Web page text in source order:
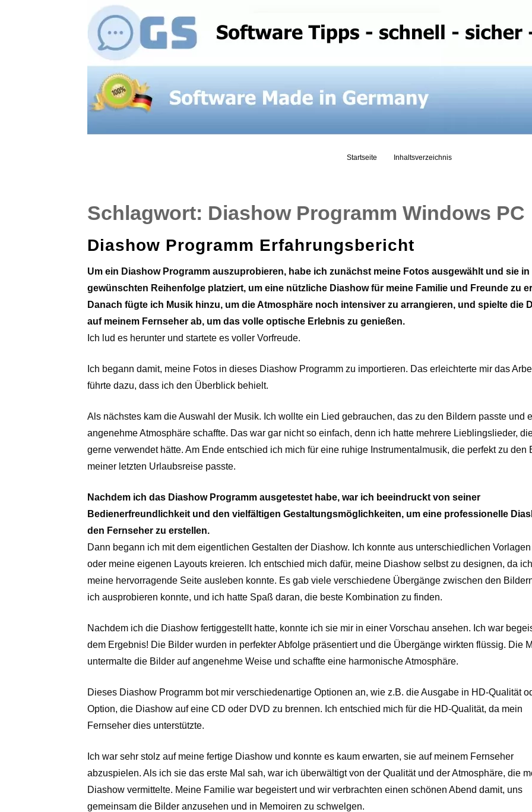
Skip
to
content
Startseite Inhaltsverzeichnis
Schlagwort: Diashow Programm Windows PC
Diashow Programm Erfahrungsbericht
Um ein Diashow Programm auszuprobieren, habe ich zunächst meine Fotos ausgewählt und sie in
gewünschten Reihenfolge platziert, um eine nützliche Diashow für meine Familie und Freunde zu
Danach fügte ich Musik hinzu, um die Atmosphäre noch intensiver zu arrangieren, und spielte die
auf meinem Fernseher ab, um das volle optische Erlebnis zu genießen.
Ich lud es herunter und startete es voller Vorfreude.
Ich begann damit, meine Fotos in dieses Diashow Programm zu importieren. Das erleichterte mir das
führte dazu, dass ich den Überblick behielt.
Als nächstes kam die Auswahl der Musik. Ich wollte ein Lied gebrauchen, das zu den Bildern passte und
angenehme Atmosphäre schaffte. Das war gar nicht so einfach, denn ich hatte mehrere Lieblingslieder,
gerne verwendet hätte. Am Ende entschied ich mich für eine ruhige Instrumentalmusik, die perfekt zu den
meiner letzten Urlaubsreise passte.
Nachdem ich das Diashow Programm ausgetestet habe, war ich beeindruckt von seiner
Bedienerfreundlichkeit und den vielfältigen Gestaltungsmöglichkeiten, um eine professionelle
den Fernseher zu erstellen.
Dann begann ich mit dem eigentlichen Gestalten der Diashow. Ich konnte aus unterschiedlichen
oder meine eigenen Layouts kreieren. Ich entschied mich dafür, meine Diashow selbst zu designen, da
meine hervorragende Seite ausleben konnte. Es gab viele verschiedene Übergänge zwischen den
ich ausprobieren konnte, und ich hatte Spaß daran, die beste Kombination zu finden.
Nachdem ich die Diashow fertiggestellt hatte, konnte ich sie mir in einer Vorschau ansehen. Ich war
dem Ergebnis! Die Bilder wurden in perfekter Abfolge präsentiert und die Übergänge wirkten flüssig. Die
untermalte die Bilder auf angenehme Weise und schaffte eine harmonische Atmosphäre.
Dieses Diashow Programm bot mir verschiedenartige Optionen an, wie z.B. die Ausgabe in HD-Qualität
Option, die Diashow auf eine CD oder DVD zu brennen. Ich entschied mich für die HD-Qualität, da mein
Fernseher dies unterstützte.
Ich war sehr stolz auf meine fertige Diashow und konnte es kaum erwarten, sie auf meinem Fernseher
abzuspielen. Als ich sie das erste Mal sah, war ich überwältigt von der Qualität und der Atmosphäre, die
Diashow vermittelte. Meine Familie war begeistert und wir verbrachten einen schönen Abend damit, uns
gemeinsam die Bilder anzusehen und in Memoiren zu schwelgen.